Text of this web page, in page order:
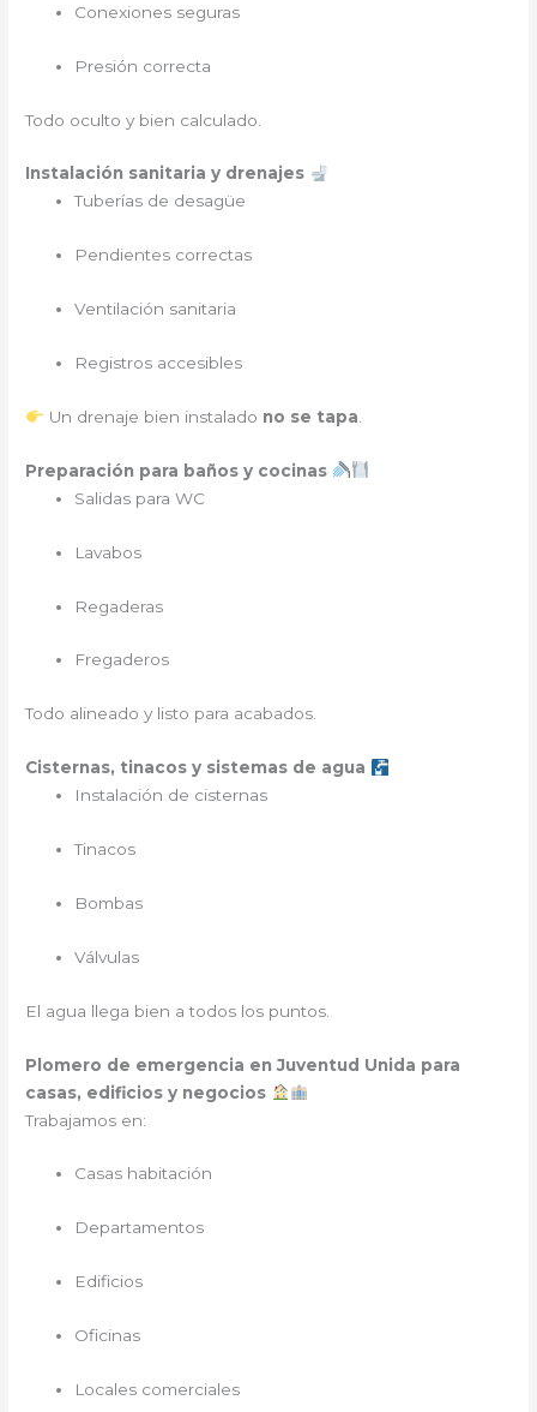
Conexiones seguras
Presión correcta
Todo oculto y bien calculado.
Instalación sanitaria y drenajes
Tuberías de desagüe
Pendientes correctas
Ventilación sanitaria
Registros accesibles
Un drenaje bien instalado no se tapa
Preparación para baños y cocinas
Salidas para WC
Lavabos
Regaderas
Fregaderos
Todo alineado y listo para acabados.
Cisternas, tinacos y sistemas de agua
Instalación de cisternas
Tinacos
Bombas
Válvulas
El agua llega bien a todos los puntos.
Plomero de emergencia en Juventud Unida para
casas, edificios y negocios
Trabajamos en:
Casas habitación
Departamentos
Edificios
Oficinas
Locales comerciales